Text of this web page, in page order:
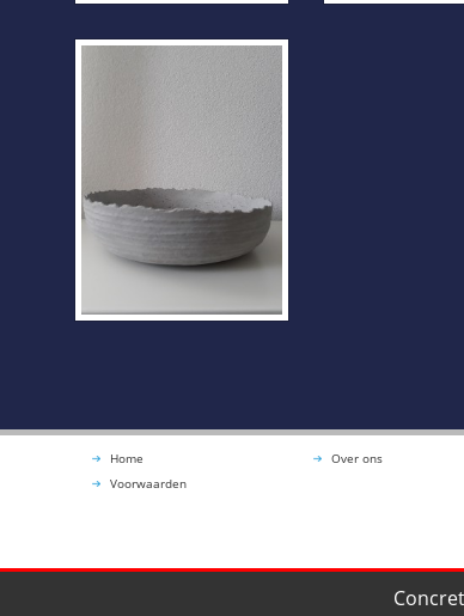
Home
Voorwaarden
Over ons